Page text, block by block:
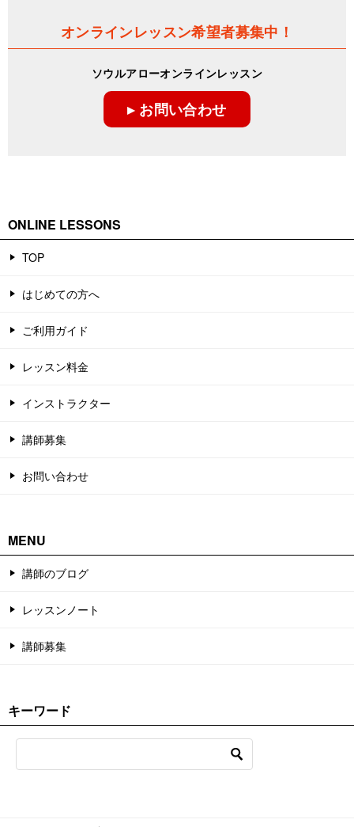
オンラインレッスン希望者募集中！
ソウルアローオンラインレッスン
▸ お問い合わせ
ONLINE LESSONS
TOP
はじめての方へ
ご利用ガイド
レッスン料金
インストラクター
講師募集
お問い合わせ
MENU
講師のブログ
レッスンノート
講師募集
キーワード